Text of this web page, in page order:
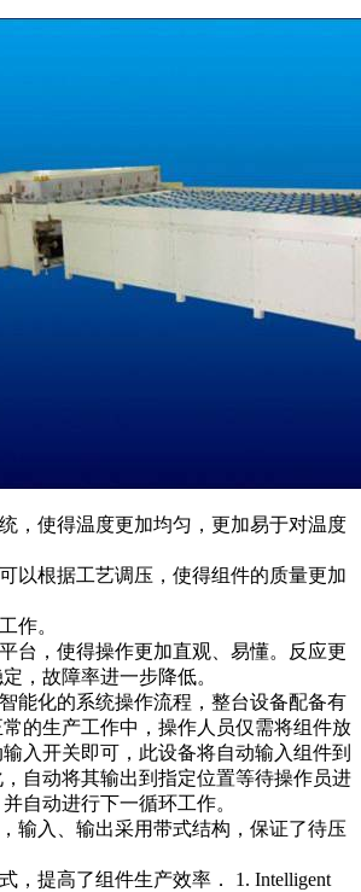
，使得温度更加均匀，更加易于对温度
以根据工艺调压，使得组件的质量更加
作。
台，使得操作更加直观、易懂。反应更
，故障率进一步降低。
能化的系统操作流程，整台设备配备有
的生产工作中，操作人员仅需将组件放
入开关即可，此设备将自动输入组件到
自动将其输出到指定位置等待操作员进
自动进行下一循环工作。
输入、输出采用带式结构，保证了待压
，提高了组件生产效率． 1. Intelligent